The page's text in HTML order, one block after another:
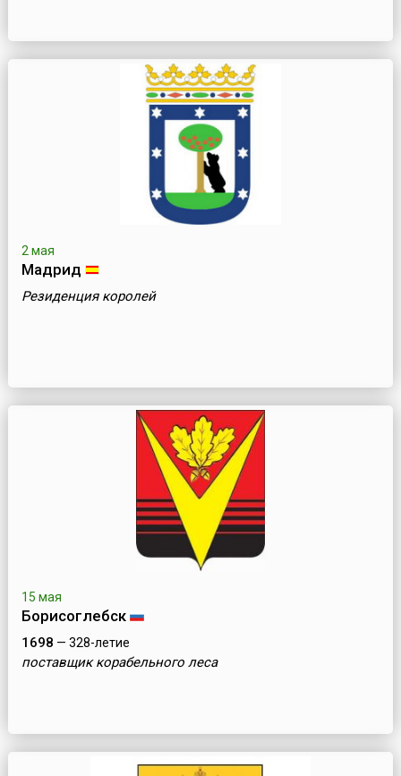
2 мая
Мадрид
Резиденция королей
15 мая
Борисоглебск
1698 — 328-летие
поставщик корабельного леса